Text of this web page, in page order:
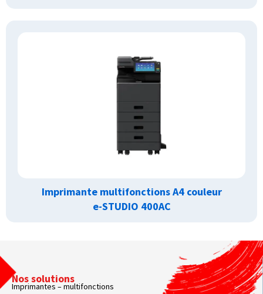
Imprimante multifonctions A4 couleur
e-STUDIO 400AC
Nos solutions
Imprimantes – multifonctions